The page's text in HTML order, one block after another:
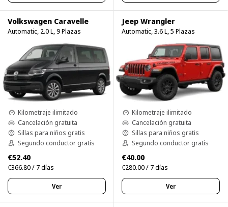
Volkswagen Caravelle
Automatic, 2.0 L, 9 Plazas
Kilometraje ilimitado
Cancelación gratuita
Sillas para niños gratis
Segundo conductor gratis
€52.40
€366.80 / 7 días
Ver
Jeep Wrangler
Automatic, 3.6 L, 5 Plazas
Kilometraje ilimitado
Cancelación gratuita
Sillas para niños gratis
Segundo conductor gratis
€40.00
€280.00 / 7 días
Ver